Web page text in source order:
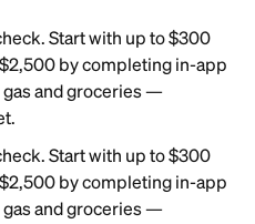
Start with up to $300
by completing in-app
gas and groceries —
Start with up to $300
by completing in-app
gas and groceries —